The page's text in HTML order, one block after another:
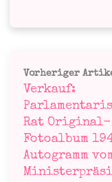
Vorheriger
Verkauf:
Rat Original-
Fotoalbum
Autogramm